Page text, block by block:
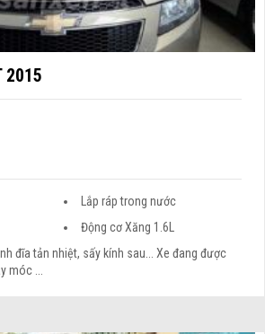
2015
Lắp ráp trong nước
Động cơ Xăng 1.6L
đĩa tản nhiệt, sấy kính sau... Xe đang được
móc ...